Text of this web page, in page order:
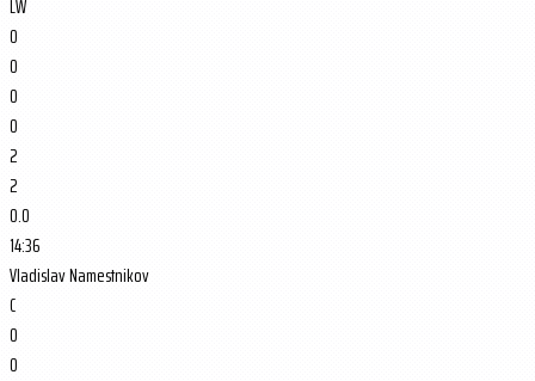
LW
0
0
0
0
2
2
0.0
14:36
Vladislav Namestnikov
C
0
0